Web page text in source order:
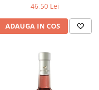
46,50 Lei
ADAUGA IN COS